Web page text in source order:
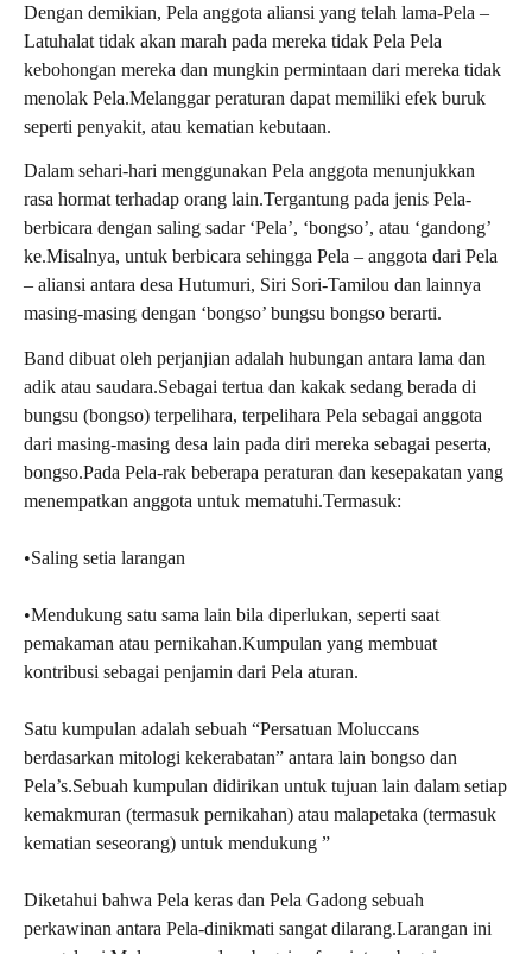
Dengan demikian, Pela anggota aliansi yang telah lama-Pela –
Latuhalat tidak akan marah pada mereka tidak Pela Pela
kebohongan mereka dan mungkin permintaan dari mereka tidak
menolak Pela.Melanggar peraturan dapat memiliki efek buruk
seperti penyakit, atau kematian kebutaan.
Dalam sehari-hari menggunakan Pela anggota menunjukkan
rasa hormat terhadap orang lain.Tergantung pada jenis Pela-
berbicara dengan saling sadar ‘Pela’, ‘bongso’, atau ‘gandong’
ke.Misalnya, untuk berbicara sehingga Pela – anggota dari Pela
– aliansi antara desa Hutumuri, Siri Sori-Tamilou dan lainnya
masing-masing dengan ‘bongso’ bungsu bongso berarti.
Band dibuat oleh perjanjian adalah hubungan antara lama dan
adik atau saudara.Sebagai tertua dan kakak sedang berada di
bungsu (bongso) terpelihara, terpelihara Pela sebagai anggota
dari masing-masing desa lain pada diri mereka sebagai peserta,
bongso.Pada Pela-rak beberapa peraturan dan kesepakatan yang
menempatkan anggota untuk mematuhi.Termasuk:
•Saling setia larangan
•Mendukung satu sama lain bila diperlukan, seperti saat
pemakaman atau pernikahan.Kumpulan yang membuat
kontribusi sebagai penjamin dari Pela aturan.
Satu kumpulan adalah sebuah “Persatuan Moluccans
berdasarkan mitologi kekerabatan” antara lain bongso dan
Pela’s.Sebuah kumpulan didirikan untuk tujuan lain dalam setiap
kemakmuran (termasuk pernikahan) atau malapetaka (termasuk
kematian seseorang) untuk mendukung ”
Diketahui bahwa Pela keras dan Pela Gadong sebuah
perkawinan antara Pela-dinikmati sangat dilarang.Larangan ini